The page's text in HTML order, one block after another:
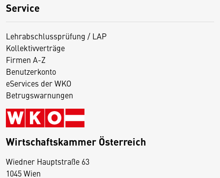
Service
Lehrabschlussprüfung / LAP
Kollektivverträge
Firmen A-Z
Benutzerkonto
eServices der WKO
Betrugswarnungen
Wirtschaftskammer Österreich
Wiedner Hauptstraße 63
1045 Wien
D